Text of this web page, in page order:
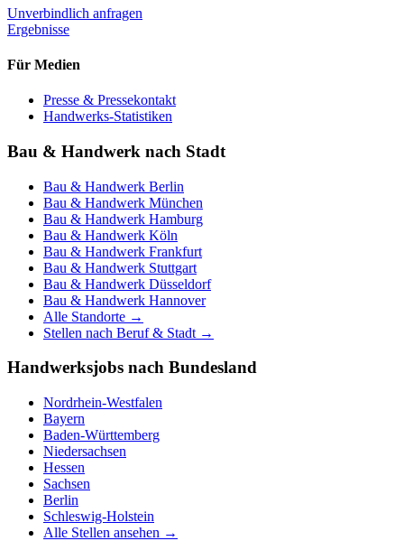
Unverbindlich anfragen
Ergebnisse
Für Medien
Presse & Pressekontakt
Handwerks-Statistiken
Bau & Handwerk nach Stadt
Bau & Handwerk Berlin
Bau & Handwerk München
Bau & Handwerk Hamburg
Bau & Handwerk Köln
Bau & Handwerk Frankfurt
Bau & Handwerk Stuttgart
Bau & Handwerk Düsseldorf
Bau & Handwerk Hannover
Alle Standorte →
Stellen nach Beruf & Stadt →
Handwerksjobs nach Bundesland
Nordrhein-Westfalen
Bayern
Baden-Württemberg
Niedersachsen
Hessen
Sachsen
Berlin
Schleswig-Holstein
Alle Stellen ansehen →